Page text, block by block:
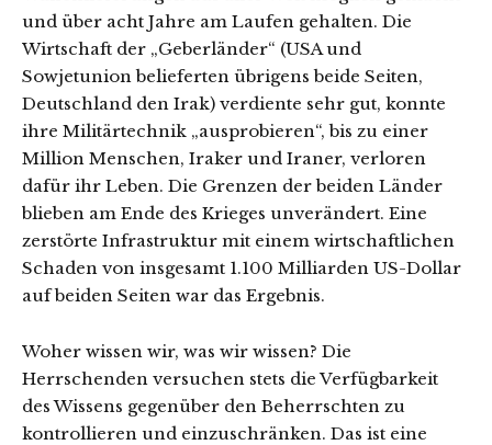
und über acht Jahre am Laufen gehalten. Die
Wirtschaft der „Geberländer“ (USA und
Sowjetunion belieferten übrigens beide Seiten,
Deutschland den Irak) verdiente sehr gut, konnte
ihre Militärtechnik „ausprobieren“, bis zu einer
Million Menschen, Iraker und Iraner, verloren
dafür ihr Leben. Die Grenzen der beiden Länder
blieben am Ende des Krieges unverändert. Eine
zerstörte Infrastruktur mit einem wirtschaftlichen
Schaden von insgesamt 1.100 Milliarden US-Dollar
auf beiden Seiten war das Ergebnis.
Woher wissen wir, was wir wissen? Die
Herrschenden versuchen stets die Verfügbarkeit
des Wissens gegenüber den Beherrschten zu
kontrollieren und einzuschränken. Das ist eine